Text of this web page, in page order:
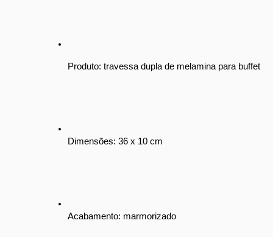
Produto: travessa dupla de melamina para buffet
Dimensões: 36 x 10 cm
Acabamento: marmorizado